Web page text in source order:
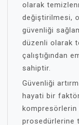
olarak
değiştirilmesi,
güvenliği
düzenli olarak
çalıştığından
sahiptir.
Güvenliği
hayati bir
kompresörlerin
prosedürlerine